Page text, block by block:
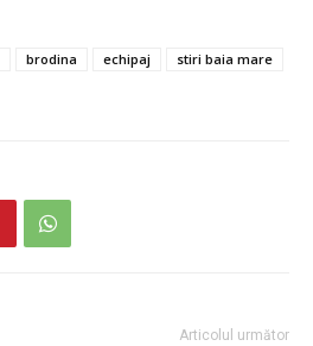
brodina echipaj
stiri baia mare
Articolul următor